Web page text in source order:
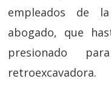
empleados de
abogado, que
presionado
retroexcavadora.